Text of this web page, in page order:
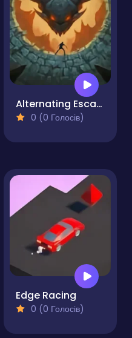
Alternating Escape
0 (0 Голосів)
Edge Racing
0 (0 Голосів)